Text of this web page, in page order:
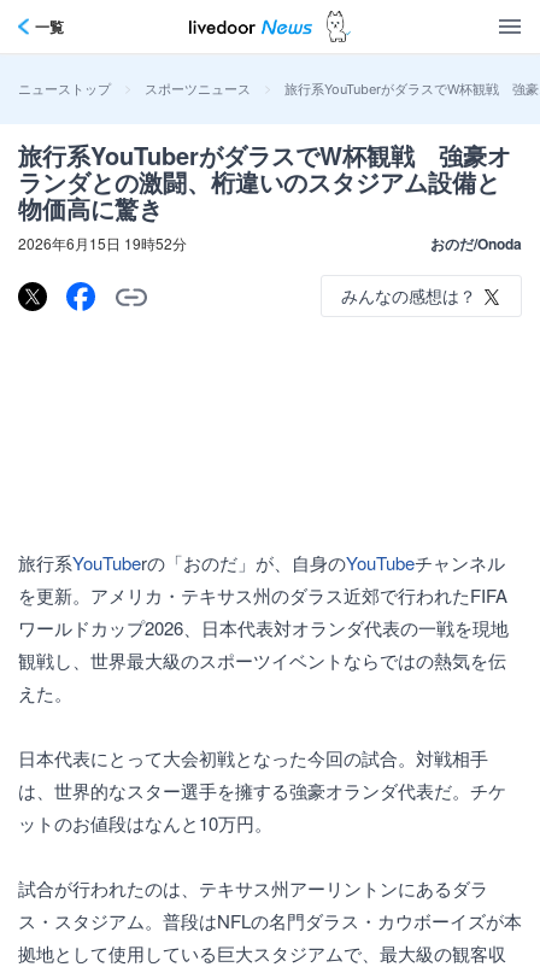
一覧
ニューストップ > スポーツニュース > 旅行系YouTuberがダラスでW杯観戦 強
旅行系YouTuberがダラスでW杯観戦 強豪オ
ランダとの激闘、桁違いのスタジアム設備と
物価高に驚き
2026年6月15日 19時52分 おのだ/Onoda
みんなの感想は？
旅行系YouTuberの「おのだ」が、自身のYouTubeチャンネル
を更新。アメリカ・テキサス州のダラス近郊で行われたFIFA
ワールドカップ2026、日本代表対オランダ代表の一戦を現地
観戦し、世界最大級のスポーツイベントならではの熱気を伝
えた。
日本代表にとって大会初戦となった今回の試合。対戦相手
は、世界的なスター選手を擁する強豪オランダ代表だ。チケ
ットのお値段はなんと10万円。
試合が行われたのは、テキサス州アーリントンにあるダラ
ス・スタジアム。普段はNFLの名門ダラス・カウボーイズが本
拠地として使用している巨大スタジアムで、最大級の観客収